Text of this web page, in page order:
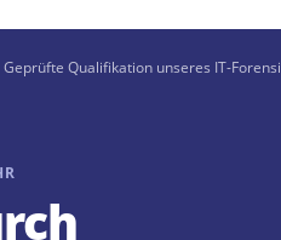
Qualifikation unseres IT-